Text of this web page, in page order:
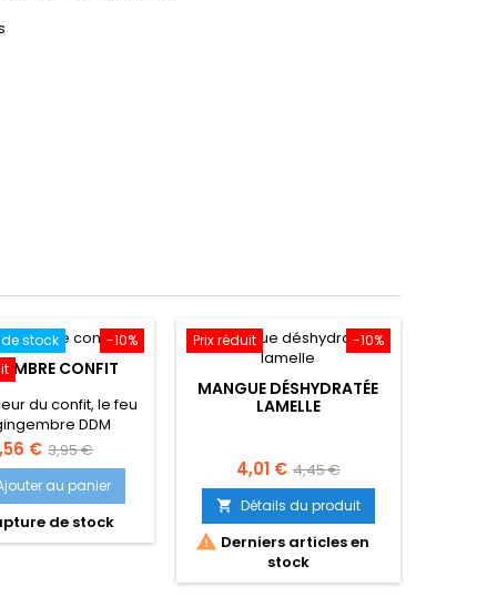
-10%
stock
CONFIT
du confit, le feu
DDM
06/2026 mais
au-delà
€ Prix
de
base
3,95 €
au panier
de stock
-10%
Prix réduit
MANGUE DÉSHYDRATÉE
LAMELLE
Prix
4,01 € Prix
de
base
4,45 €
 Détails du produit
 Derniers articles en
stock